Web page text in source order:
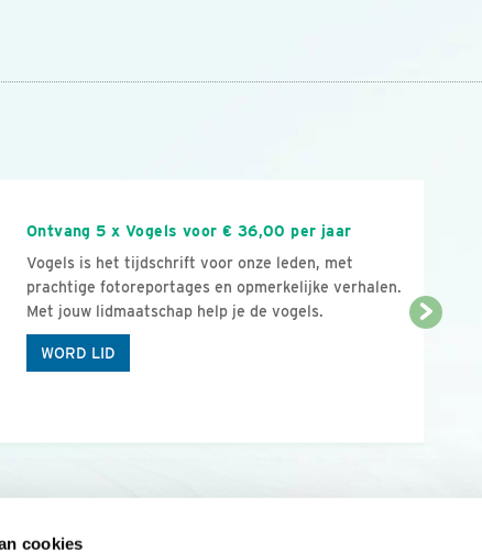
cookies
Ontvang 5 x Vogels voor € 36,00 per jaar
Vogels is het tijdschrift voor onze leden, met
prachtige fotoreportages en opmerkelijke verhalen.
Met jouw lidmaatschap help je de vogels.
WORD LID